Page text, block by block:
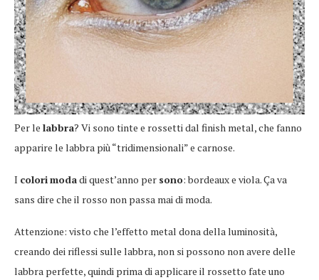
Per le labbra? Vi sono tinte e rossetti dal finish metal, che fanno
apparire le labbra più “tridimensionali” e carnose.
I colorimodadi quest’anno per sono: bordeaux e viola. Ça va
sans dire che il rosso non passa mai di moda.
Attenzione: visto che l’effetto metal dona della luminosità,
creando dei riflessi sulle labbra, non si possono non avere delle
labbra perfette, quindi prima di applicare il rossetto fate uno